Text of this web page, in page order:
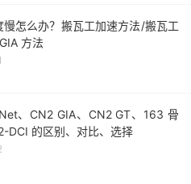
慢怎么办？搬瓦工加速方法/搬瓦工
方法
、CN2 GIA、CN2 GT、163 骨
DCI 的区别、对比、选择